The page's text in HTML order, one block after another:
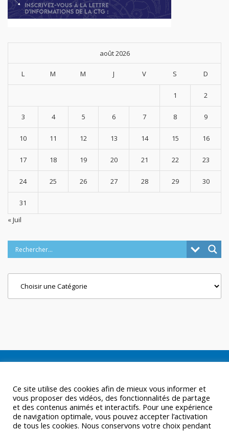
août 2026
L M M J V S D
1 2
3 4 5 6 7 8 9
10 11 12 13 14 15 16
17 18 19 20 21 22 23
24 25 26 27 28 29 30
31
« Juil
Ce site utilise des cookies afin de mieux vous informer et
vous proposer des vidéos, des fonctionnalités de partage
et des contenus animés et interactifs. Pour une expérience
de navigation optimale, vous pouvez accepter l’activation
de tous les cookies. Nous conservons votre choix pendant